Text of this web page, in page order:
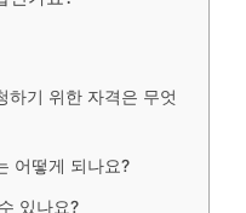
하기 위한 자격은 무엇
어떻게 되나요?
있나요?